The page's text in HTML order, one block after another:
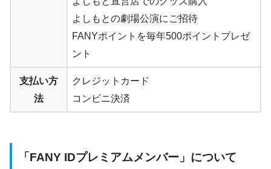
よしもとの劇場公演にご招待
FANYポイントを毎年500ポイントプレゼ
ント
支払い方
法
クレジットカード
コンビニ決済
「 FANY IDプレミアムメンバー 」について